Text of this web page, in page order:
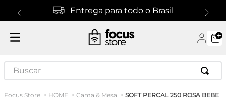
Entrega para todo o Brasil
Buscar
HOME Cama & Mesa SOFT PERCAL 250 ROSA BEBE